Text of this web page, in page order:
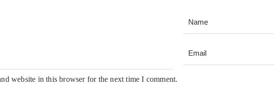
website in this browser for the next time I comment.